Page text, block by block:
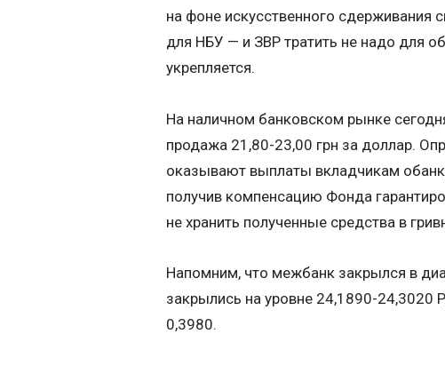
на фоне искусственного сдерживания
для НБУ — и ЗВР тратить не надо для
укрепляется.
На наличном банковском рынке
продажа 21,80-23,00 грн за доллар.
оказывают выплаты вкладчикам
получив компенсацию Фонда
не хранить полученные средства в
Напомним, что межбанк закрылся в
закрылись на уровне 24,1890-24,3020
0,3980.